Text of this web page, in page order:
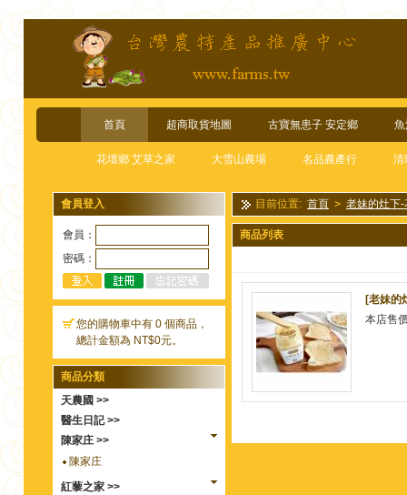
首頁 超商取貨地圖 古寶無患子 安定鄉
花壇鄉 艾草之家 大雪山農場 名品農產行 清
會員登入
會員：
密碼：
您的購物車中有 0 個商品，
總計金額為 NT$0元。
商品分類
天農國 >>
醫生日記 >>
陳家庄 >>
陳家庄
紅藜之家 >>
目前位置: 首頁 > 老妹的灶下-
商品列表
[老妹的
本店售